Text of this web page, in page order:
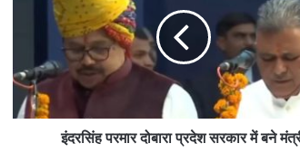
इंदरसिंह परमार दोबारा प्रदेश सरकार में बने